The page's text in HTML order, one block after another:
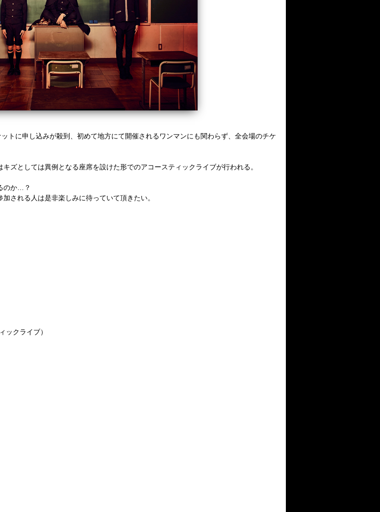
ットに申し込みが殺到、初めて地方にて開催されるワンマンにも関わらず、全会場のチケ
ズとしては異例となる座席を設けた形でのアコースティックライブが行われる。
のか…？
される人は是非楽しみに待っていて頂きたい。
ックライブ）